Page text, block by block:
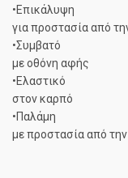
•Επικάλυψη
για προστασία από
•Συμβατό
με οθόνη αφής
•Ελαστικό
στον καρπό
•Παλάμη
με προστασία από την